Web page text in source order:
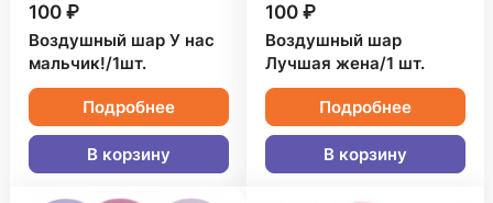
100 ₽
Воздушный шар У нас
мальчик!/1шт.
Подробнее
В корзину
100 ₽
Воздушный шар
Лучшая жена/1 шт.
Подробнее
В корзину